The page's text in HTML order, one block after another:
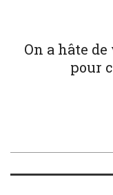
On a hâte
pour